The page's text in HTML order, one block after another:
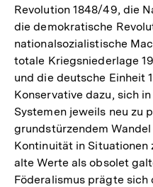
Revolution 1848/49, die
die demokratische
nationalsozialistische
totale Kriegsniederlage
und die deutsche Einheit
Konservative dazu, sich
Systemen jeweils neu zu
grundstürzendem
Kontinuität in Situationen
alte Werte als obsolet
Föderalismus prägte sich